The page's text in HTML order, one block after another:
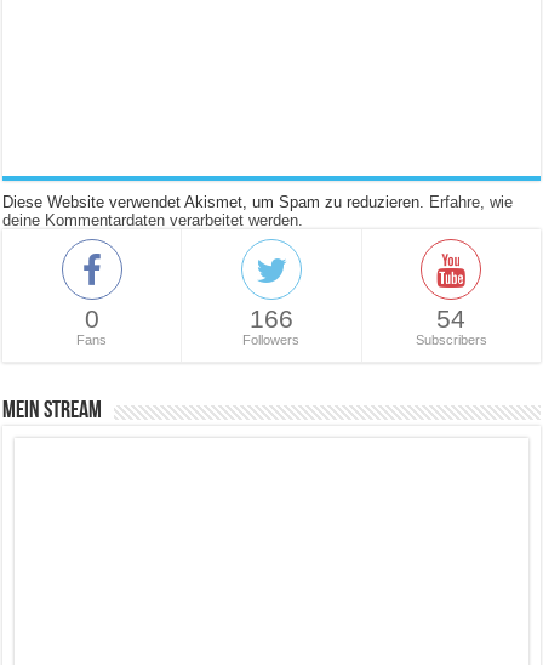
Diese Website verwendet Akismet, um Spam zu reduzieren. Erfahre, wie
deine Kommentardaten verarbeitet werden.
0
Fans
166
Followers
54
Subscribers
Mein Stream